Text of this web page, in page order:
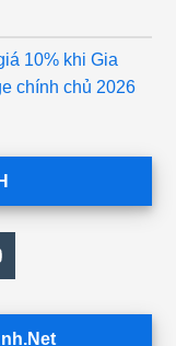
10% khi Gia
chính chủ 2026